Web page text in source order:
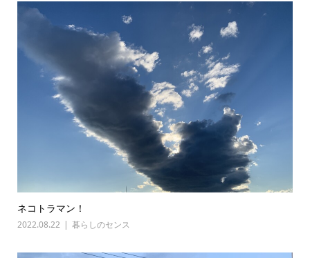
ネコトラマン！
2022.08.22 暮らしのセンス